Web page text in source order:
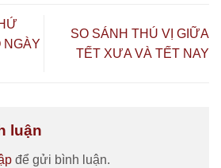
NGÀY
SO SÁNH THÚ VỊ GIỮA
TẾT XƯA VÀ TẾT NAY
luận
để gửi bình luận.